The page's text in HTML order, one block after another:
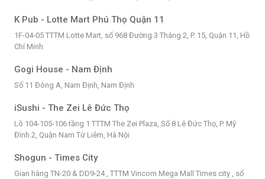
K Pub - Lotte Mart Phú Thọ Quận 11
1F-04-05 TTTM Lotte Mart, số 968 Đường 3 Tháng 2, P. 15, Quận 11, Hồ
Chí Minh
Gogi House - Nam Định
Số 11 Đông A, Nam Định, Nam Định
iSushi - The Zei Lê Đức Thọ
Lô 104-105-106 tầng 1 TTTM The Zei Plaza, Số 8 Lê Đức Thọ, P. Mỹ
Đình 2, Quận Nam Từ Liêm, Hà Nội
Shogun - Times City
Gian hàng TN-20 & DD9-24 , TTTM Vincom Mega Mall Times city , số